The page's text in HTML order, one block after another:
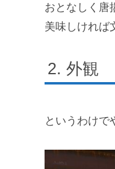
おとなしく唐
美味しければ
外観
というわけで